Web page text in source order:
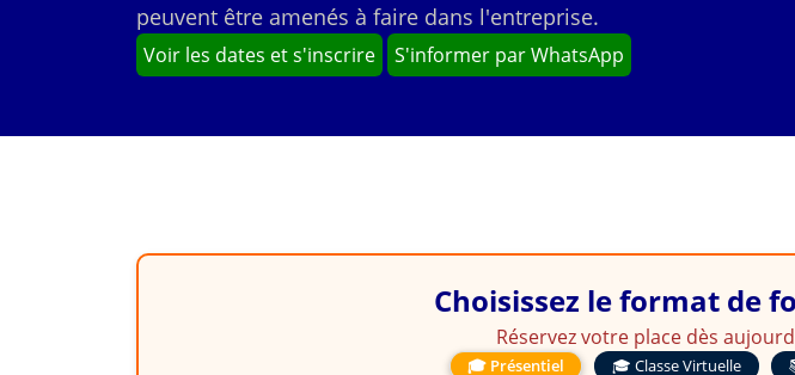
peuvent être amenés à faire dans l'entreprise.
Voir les dates et s'inscrire S'informer par WhatsApp
Choisissez le format de
Réservez votre place dès
🎓 Présentiel 🎓 Classe Virtuelle